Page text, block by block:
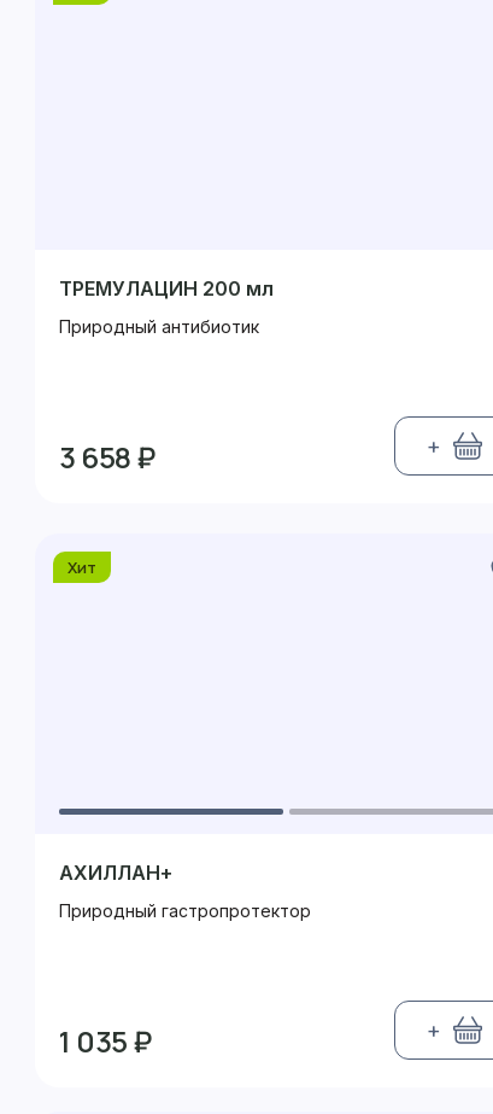
ТРЕМУЛАЦИН 200 мл
Природный антибиотик
3 658 ₽ +
Хит
АХИЛЛАН+
Природный гастропротектор
1 035 ₽ +